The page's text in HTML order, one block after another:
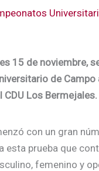
15 de noviembre,
de Campo
CDU Los Bermejales.
con un gran
esta prueba que
femenino y